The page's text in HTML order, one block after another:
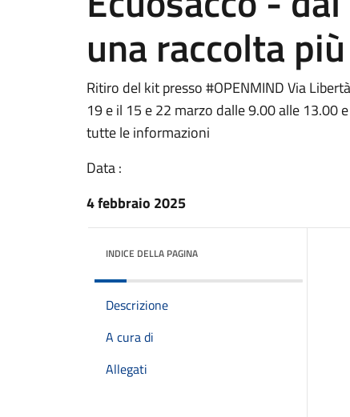
una raccolta
Ritiro del kit presso #OPENMIND Via
19 e il 15 e 22 marzo dalle 9.00 alle 13.00
tutte le informazioni
Data :
4 febbraio 2025
INDICE DELLA PAGINA
Descrizione
A cura di
Allegati